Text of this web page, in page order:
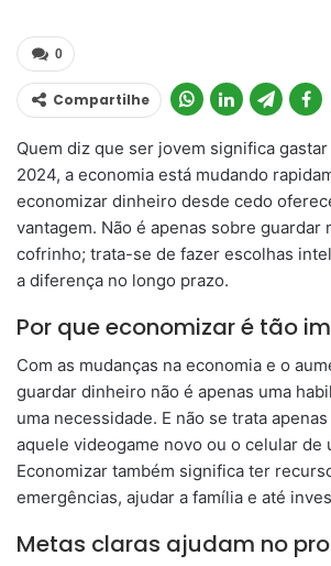
0
Compartilhe
Quem diz que ser jovem significa gastar
2024, a economia está mudando
economizar dinheiro desde cedo
vantagem. Não é apenas sobre guardar
cofrinho; trata-se de fazer escolhas
a diferença no longo prazo.
Por que economizar é tão
Com as mudanças na economia e o
guardar dinheiro não é apenas uma
uma necessidade. E não se trata
aquele videogame novo ou o celular de
Economizar também significa ter
emergências, ajudar a família e até
Metas claras ajudam no